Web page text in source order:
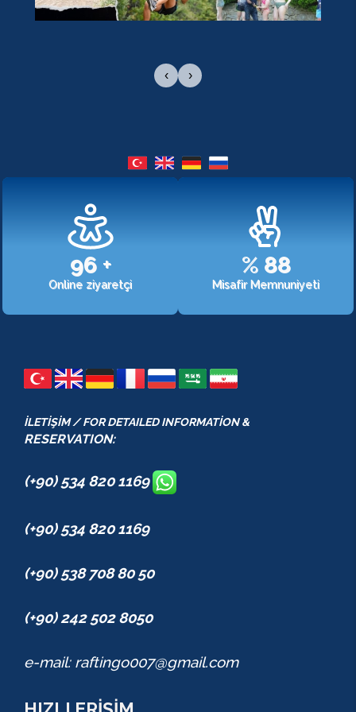
‹ ›
107 +
Online ziyaretçi
% 98
Misafir Memnuniyeti
İLETİŞİM / FOR DETAILED INFORMATİON &
RESERVATION:
(+90) 534 820 1169
(+90) 534 820 1169
(+90) 538 708 80 50
(+90) 242 502 8050
e-mail: raftingo007@gmail.com